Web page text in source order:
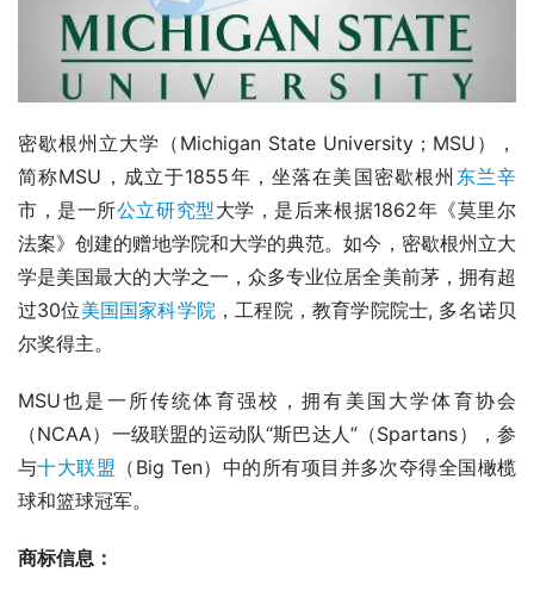
密歇根州立大学（Michigan State University；MSU），
简称MSU，成立于1855年，坐落在美国密歇根州 东兰辛
市，是一所公立研究型大学，是后来根据1862年《莫里尔
法案》创建的赠地学院和大学的典范。如今，密歇根州立大
学是美国最大的大学之一，众多专业位居全美前茅，拥有超
过30位美国国家科学院 ，工程院，教育学院院士, 多名诺贝
尔奖得主。
MSU也是一所传统体育强校，拥有美国大学体育协会
（NCAA）一级联盟的运动队“斯巴达人”（Spartans），参
与十大联盟 （Big Ten）中的所有项目并多次夺得全国橄榄
球和篮球冠军。
商标信息：